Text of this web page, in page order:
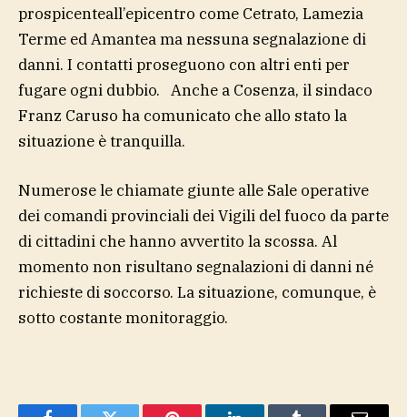
prospicenteall’epicentro come Cetrato, Lamezia
Terme ed Amantea ma nessuna segnalazione di
danni. I contatti proseguono con altri enti per
fugare ogni dubbio. Anche a Cosenza, il sindaco
Franz Caruso ha comunicato che allo stato la
situazione è tranquilla.
Numerose le chiamate giunte alle Sale operative
dei comandi provinciali dei Vigili del fuoco da parte
di cittadini che hanno avvertito la scossa. Al
momento non risultano segnalazioni di danni né
richieste di soccorso. La situazione, comunque, è
sotto costante monitoraggio.